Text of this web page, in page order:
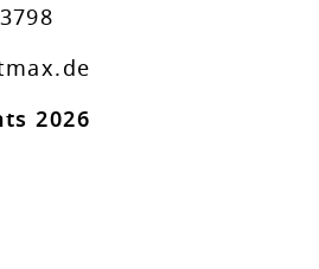
2026